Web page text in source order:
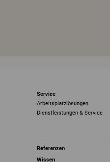
Service
Arbeitsplatzlösungen
Dienstleistungen & Service
Referenzen
Wissen